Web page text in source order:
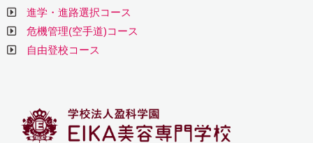
進学・進路選択コース
危機管理(空手道)コース
自由登校コース